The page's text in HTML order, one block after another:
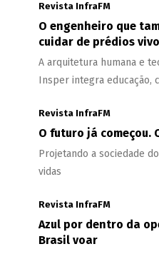
Revista InfraFM
O engenheiro que
cuidar de prédios
A arquitetura humana e
Insper integra educação,
Revista InfraFM
O futuro já começou.
Projetando a sociedade
vidas
Revista InfraFM
Azul por dentro da
Brasil voar